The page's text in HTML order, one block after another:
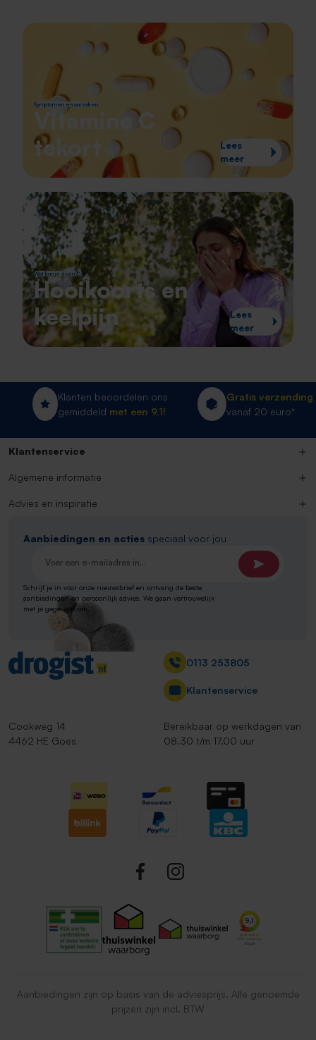
Symptomen en oorzaken
Vitamine C
tekort
Lees
meer
Wat kun je doen?
Hooikoorts en
keelpijn
Lees
meer
Klanten beoordelen ons
gemiddeld met een 9,1!
Gratis verzending
vanaf 20 euro*
Contact
Cookweg 14
4462 HE Goes
0113 253805
Klantenservice
Bereikbaar op werkdagen van
08.30 t/m 17.00 uur
Klantenservice
Algemene informatie
Advies en inspiratie
Aanbiedingen en acties speciaal voor jou
E-mailadres*
Schrijf je in voor onze nieuwsbrief en ontvang de beste
aanbiedingen en persoonlijk advies. We gaan vertrouwelijk
met je gegevens om.
Aanbiedingen zijn op basis van de adviesprijs. Alle genoemde
prijzen zijn incl. BTW